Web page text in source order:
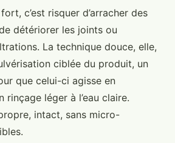
c’est risquer d’arracher des
détériorer les joints ou
La technique douce, elle,
ciblée du produit, un
que celui-ci agisse en
rinçage léger à l’eau claire.
intact, sans micro-